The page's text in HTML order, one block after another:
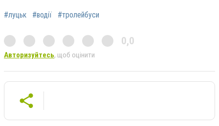
#луцьк #водії #тролейбуси
0,0
Авторизуйтесь, щоб оцінити